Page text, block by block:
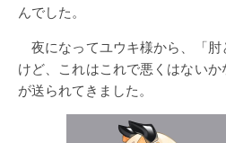
んでした。
夜になってユウキ様から、「肘
けど、これはこれで悪くはない
が送られてきました。